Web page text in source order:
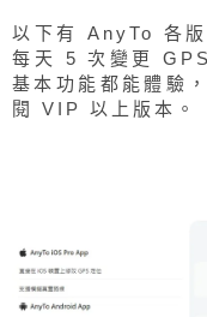
以下有 AnyTo 各
每天 5 次變更
基本功能都能體驗
閱 VIP 以上版本。